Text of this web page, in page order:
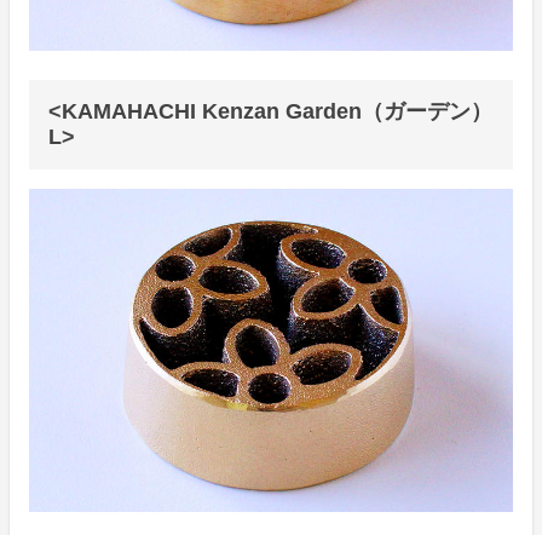
<KAMAHACHI Kenzan Garden（ガーデン）
L>